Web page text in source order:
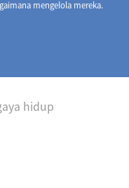
mengelola mereka.
hidup